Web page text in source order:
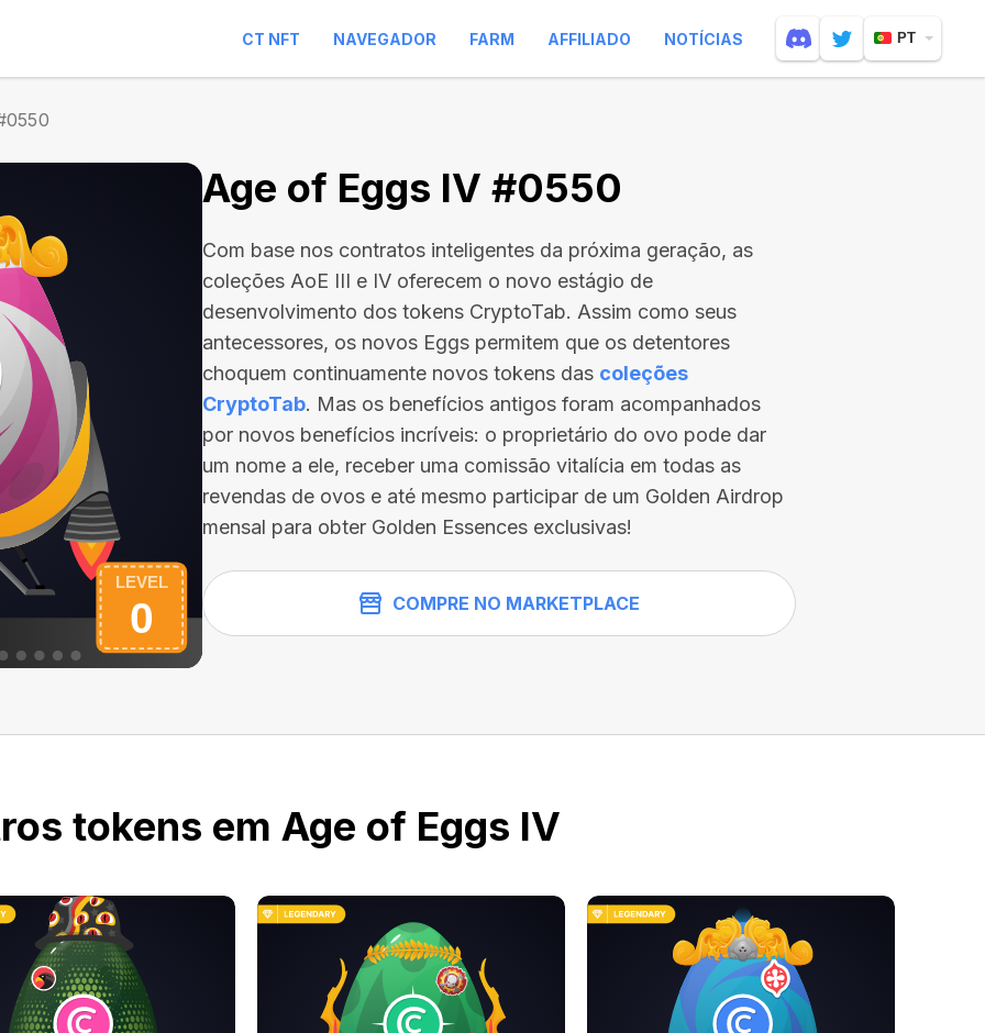
CT NFT NAVEGADOR FARM AFFILIADO NOTÍCIAS PT
Age of Eggs IV #0550
Com base nos contratos inteligentes da próxima geração, as
coleções AoE III e IV oferecem o novo estágio de
desenvolvimento dos tokens CryptoTab. Assim como seus
antecessores, os novos Eggs permitem que os detentores
choquem continuamente novos tokens das coleções
CryptoTab. Mas os benefícios antigos foram acompanhados
por novos benefícios incríveis: o proprietário do ovo pode dar
um nome a ele, receber uma comissão vitalícia em todas as
revendas de ovos e até mesmo participar de um Golden Airdrop
mensal para obter Golden Essences exclusivas!
COMPRE NO MARKETPLACE
tokens em Age of Eggs IV